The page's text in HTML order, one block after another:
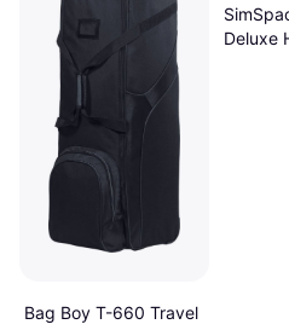
Bag Boy T-660 Travel
Deluxe